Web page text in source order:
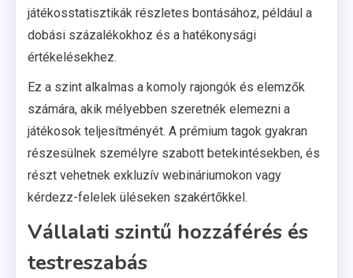
játékosstatisztikák részletes bontásához, például a
dobási százalékokhoz és a hatékonysági
értékelésekhez.
Ez a szint alkalmas a komoly rajongók és elemzők
számára, akik mélyebben szeretnék elemezni a
játékosok teljesítményét. A prémium tagok gyakran
részesülnek személyre szabott betekintésekben, és
részt vehetnek exkluzív webináriumokon vagy
kérdezz-felelek üléseken szakértőkkel.
Vállalati szintű hozzáférés és
testreszabás